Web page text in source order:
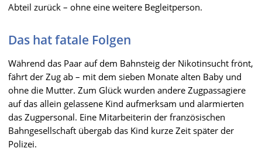
Abteil zurück – ohne eine weitere Begleitperson.
Das hat fatale Folgen
Während das Paar auf dem Bahnsteig der Nikotinsucht frönt,
fährt der Zug ab – mit dem sieben Monate alten Baby und
ohne die Mutter. Zum Glück wurden andere Zugpassagiere
auf das allein gelassene Kind aufmerksam und alarmierten
das Zugpersonal. Eine Mitarbeiterin der französischen
Bahngesellschaft übergab das Kind kurze Zeit später der
Polizei.